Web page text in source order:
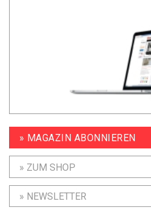
» MAGAZIN ABONNIEREN
» ZUM SHOP
» NEWSLETTER